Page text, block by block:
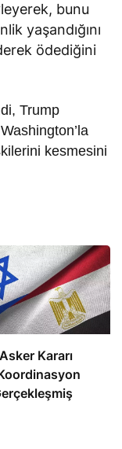
bunu
yaşandığını
ödediğini
Trump
kesmesini
Asker Kararı